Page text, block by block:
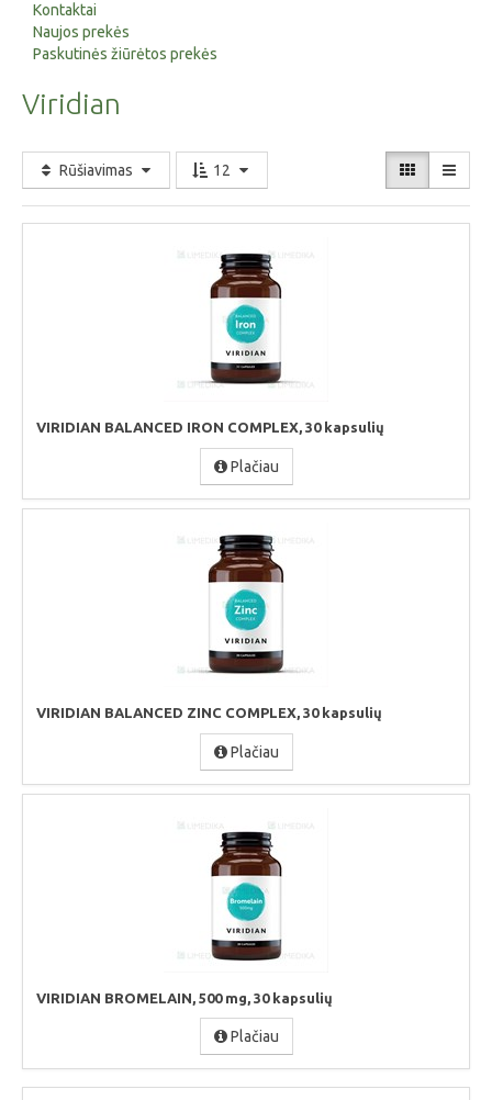
Kontaktai
Naujos prekės
Paskutinės žiūrėtos prekės
Viridian
Rūšiavimas 12
VIRIDIAN BALANCED IRON COMPLEX, 30 kapsulių
Plačiau
VIRIDIAN BALANCED ZINC COMPLEX, 30 kapsulių
Plačiau
VIRIDIAN BROMELAIN, 500 mg, 30 kapsulių
Plačiau